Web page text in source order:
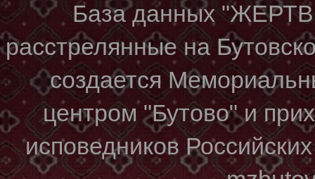
База данных
расстрелянные на
создается
центром "Бутово" и
исповедников